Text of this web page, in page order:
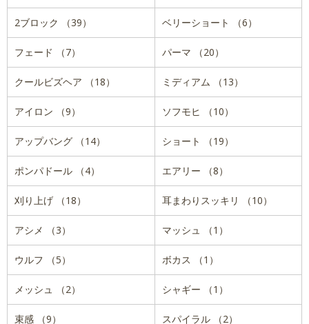
2ブロック （39） ベリーショート （6）
フェード （7） パーマ （20）
クールビズヘア （18） ミディアム （13）
アイロン （9） ソフモヒ （10）
アップバング （14） ショート （19）
ポンパドール （4） エアリー （8）
刈り上げ （18） 耳まわりスッキリ （10）
アシメ （3） マッシュ （1）
ウルフ （5） ボカス （1）
メッシュ （2） シャギー （1）
束感 （9） スパイラル （2）